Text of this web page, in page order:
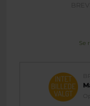
Se